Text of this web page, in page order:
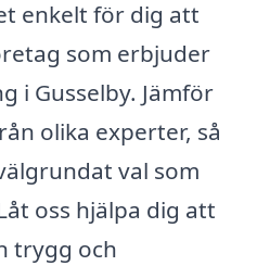
enkelt för dig att
som erbjuder
i Gusselby. Jämför
olika experter, så
val som
oss hjälpa dig att
trygg och